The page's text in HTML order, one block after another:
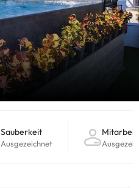
Sauberkeit
Ausgezeichnet